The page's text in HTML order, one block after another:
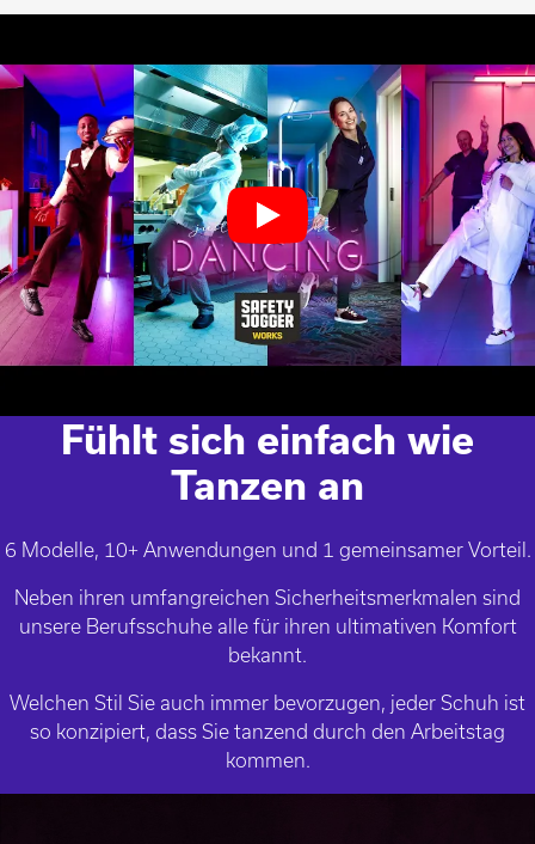
Fühlt sich einfach wie
Tanzen an
6 Modelle, 10+ Anwendungen und 1 gemeinsamer Vorteil.
Neben ihren umfangreichen Sicherheitsmerkmalen sind
unsere Berufsschuhe alle für ihren ultimativen Komfort
bekannt.
Welchen Stil Sie auch immer bevorzugen, jeder Schuh ist
so konzipiert, dass Sie tanzend durch den Arbeitstag
kommen.